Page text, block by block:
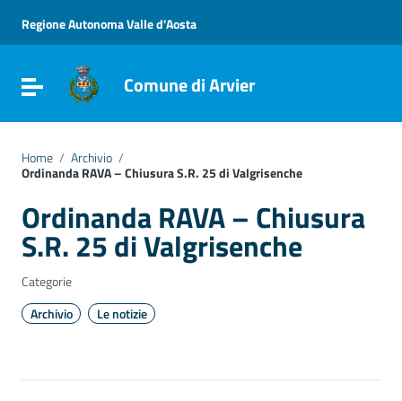
Vai al menu di navigazione
Vai al footer
Regione Autonoma Valle d'Aosta
Attiva / disattiva la navigazione
Comune di Arvier
Home / Archivio /
Ordinanda RAVA – Chiusura S.R. 25 di Valgrisenche
Ordinanda RAVA – Chiusura
S.R. 25 di Valgrisenche
Categorie
Archivio
Le notizie